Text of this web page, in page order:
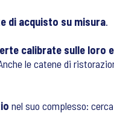
di acquisto su misura.
calibrate sulle loro
le catene di
nel suo complesso: